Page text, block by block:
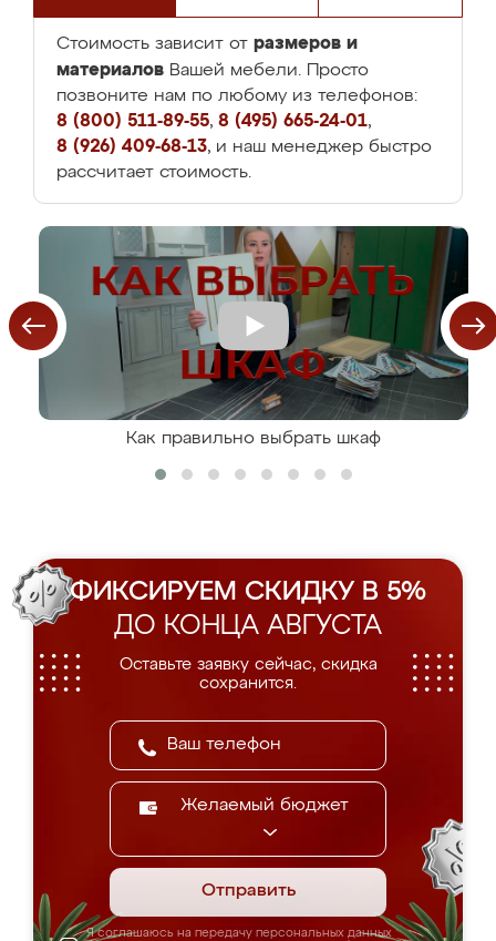
Стоимость зависит от размеров и
материалов Вашей мебели. Просто
позвоните нам по любому из телефонов:
8 (800) 511-89-55, 8 (495) 665-24-01,
8 (926) 409-68-13, и наш менеджер быстро
рассчитает стоимость.
Как правильно выбрать шкаф
ФИКСИРУЕМ СКИДКУ В 5%
ДО КОНЦА АВГУСТА
Оставьте заявку сейчас, скидка
сохранится.
Желаемый бюджет
Отправить
Я соглашаюсь на передачу персональных данных